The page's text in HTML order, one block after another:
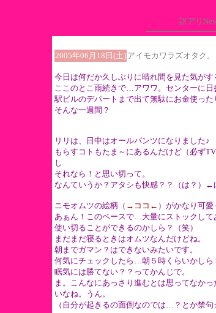
訳アリ
2005年06月18日(土) アイモカワラズオタク。
今日は何だか久しぶりに晴れ間を見た気がす
ここのとこ雨続きで…アワワ。センターに日
駅ビルのデパートまで出て無駄にお金使った
そんな一週間？
リリは、日中はオールパンツになりました♪
もらすコトもたま～にあるんだけど（必ず
し
それなら！と思い切って。
なんていうか？アタシも快感？？（は？）←
ニモオムツの絵柄（ →ココ← ）がかなり可
あぁん！このペースで…大量にストックし
使い切ることができるのかしら？（笑）
まだまだ寝るときはオムツなんだけどね。
朝までガマン？はできないみたいです。
何気にチェックしたら…朝５時くらいかし
眠気には勝てない？？ってかんじで。
ま。こんなにあっさり進むとは思ってなか
いなね。うん。
（自分が起きるの面倒なのでは…？とか禁句